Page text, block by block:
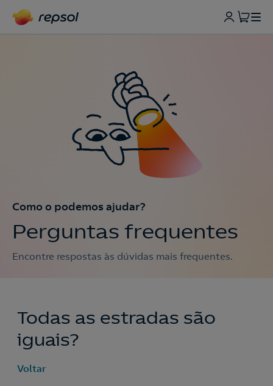
Como o podemos ajudar?
Perguntas frequentes
Encontre respostas às dúvidas mais frequentes.
Todas as estradas são
iguais?
Voltar